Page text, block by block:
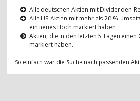
Alle deutschen Aktien mit Dividenden-
Alle US-Aktien mit mehr als 20 %
ein neues Hoch markiert haben
Aktien, die in den letzten 5 Tagen einen
markiert haben.
So einfach war die Suche nach passenden